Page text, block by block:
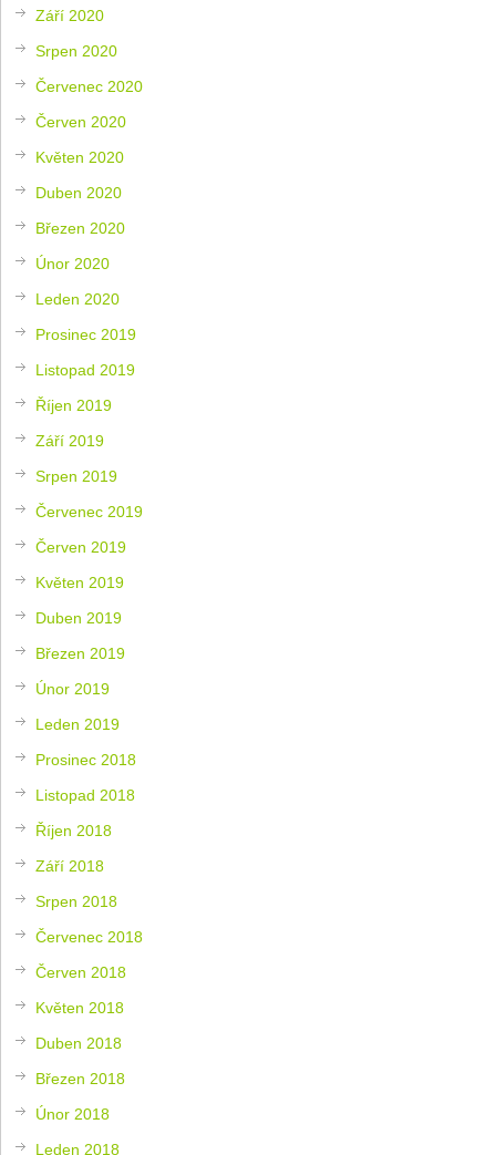
Září 2020
Srpen 2020
Červenec 2020
Červen 2020
Květen 2020
Duben 2020
Březen 2020
Únor 2020
Leden 2020
Prosinec 2019
Listopad 2019
Říjen 2019
Září 2019
Srpen 2019
Červenec 2019
Červen 2019
Květen 2019
Duben 2019
Březen 2019
Únor 2019
Leden 2019
Prosinec 2018
Listopad 2018
Říjen 2018
Září 2018
Srpen 2018
Červenec 2018
Červen 2018
Květen 2018
Duben 2018
Březen 2018
Únor 2018
Leden 2018